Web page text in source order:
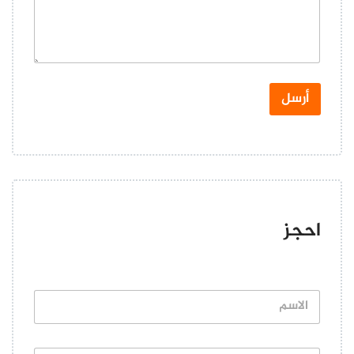
الخاصة بمناسبة عيد الحب في دبي.
حيث ستخيم الأجواء الرومانسية على مطعم أبوف إيليفن في ليلة حب
ساحرة وعشاء تحت النجوم مع إطلالات رائعة.
عرض مطعم أبوف إيليفن في دبي عيد الحب
أرسل
احجز
ا
ا